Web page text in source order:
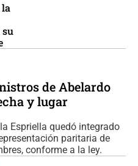
la
su
de Abelardo
y lugar
Espriella quedó integrado
paritaria de
conforme a la ley.